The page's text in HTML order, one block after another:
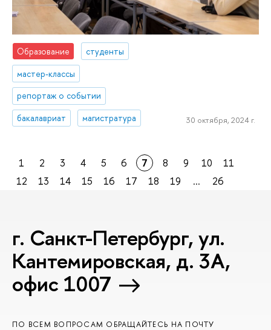
Образование
студенты
мастер-классы
репортаж о событии
бакалавриат
магистратура 30 октября, 2024 г.
1 2 3 4 5 6 7 8 9 10
11
12
13 14 15 16 17 18 19 ... 26
г. Санкт-Петербург, ул.
Кантемировская, д. 3А,
офис 1007
ПО ВСЕМ ВОПРОСАМ ОБРАЩАЙТЕСЬ НА ПОЧТУ